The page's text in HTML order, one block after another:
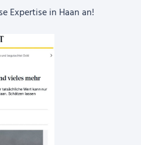
Expertise in Haan an!